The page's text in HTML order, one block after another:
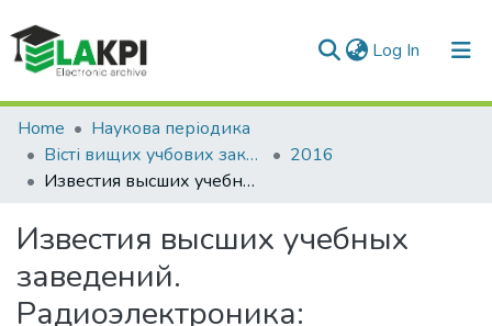
Log In (current)
Communities & Collections
All of DSpace
Home
Наукова періодика
Вісті вищих учбових закладів. Радіоелектроніка
2016
Известия высших учебных заведений. Радиоэлектроника: международный ежемесячный научно-технический журнал, Т. 59, № 1 (643)
Известия высших учебных
заведений.
Радиоэлектроника: